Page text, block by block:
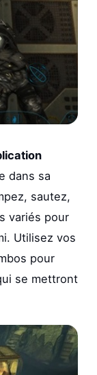
dans sa
sautez,
variés pour
Utilisez vos
pour
se mettront